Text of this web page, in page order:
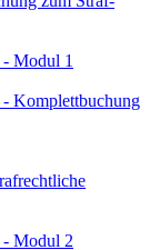
Modul 1
- Komplettbuchung
- Modul 2